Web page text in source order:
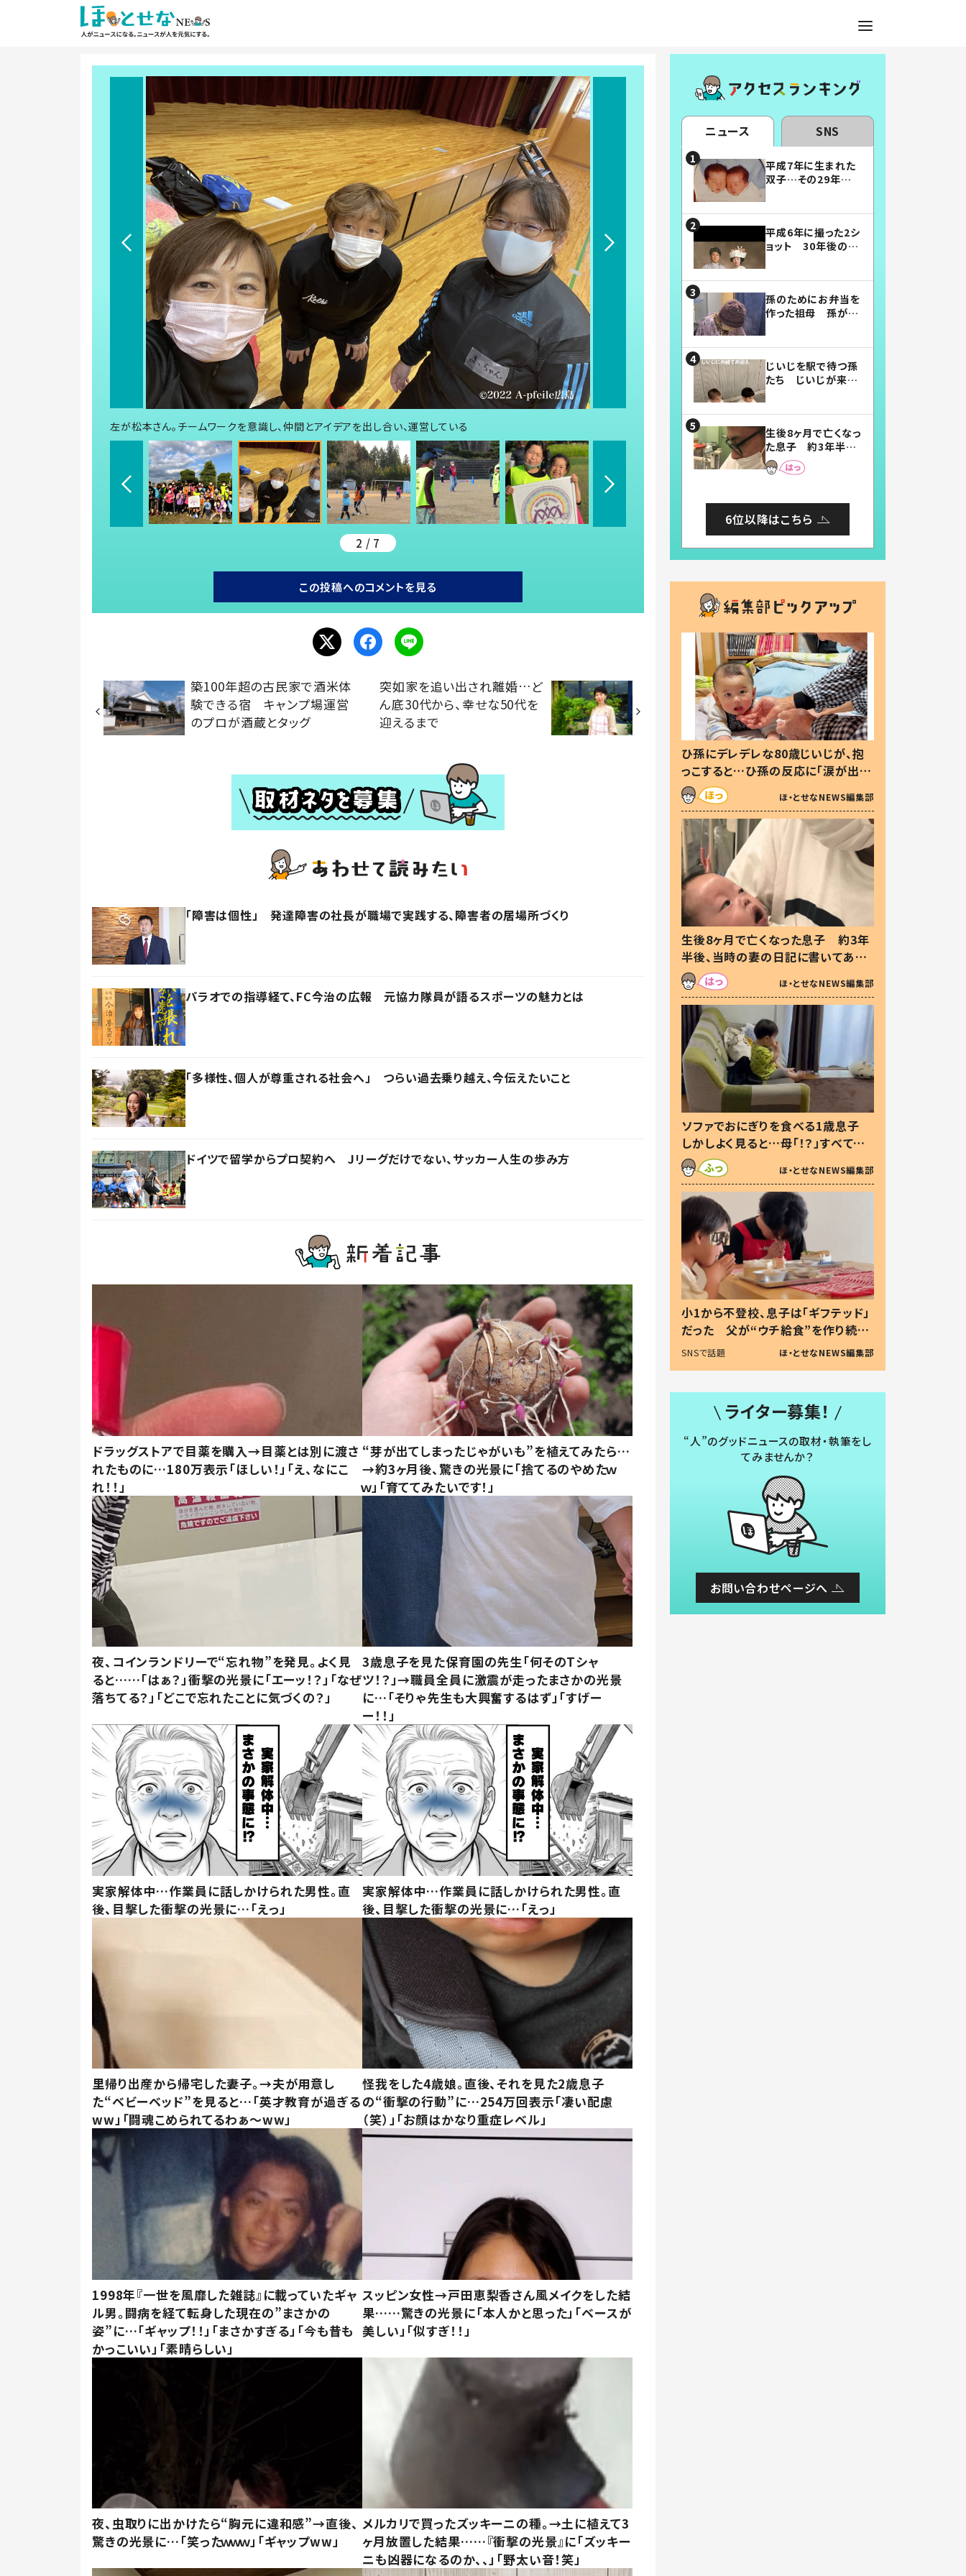
左が松本さん。チームワークを意識し、仲間とアイデアを出し合い、運営している
2 / 7
この投稿へのコメントを見る
築100年超の古民家で酒米体
験できる宿 キャンプ場運営
のプロが酒蔵とタッグ
突如家を追い出され離婚…ど
ん底30代から、幸せな50代を
迎えるまで
「障害は個性」 発達障害の社長が職場で実践する、障害者の居場所づくり
パラオでの指導経て、FC今治の広報 元協力隊員が語るスポーツの魅力とは
「多様性、個人が尊重される社会へ」 つらい過去乗り越え、今伝えたいこと
ドイツで留学からプロ契約へ Jリーグだけでない、サッカー人生の歩み方
ドラッグストアで目薬を購入→目薬とは別に渡さ
れたものに…180万表示「ほしい！」「え、なにこ
れ！！」
“芽が出てしまったじゃがいも”を植えてみたら…
→約3ヶ月後、驚きの光景に「捨てるのやめたｗ
ｗ」「育ててみたいです！」
夜、コインランドリーで“忘れ物”を発見。よく見
ると……「はぁ？」衝撃の光景に「エーッ！？」「なぜ
落ちてる？」「どこで忘れたことに気づくの？」
3歳息子を見た保育園の先生「何そのTシャ
ツ！？」→職員全員に激震が走ったまさかの光景
に…「そりゃ先生も大興奮するはず」「すげー
ー！！」
実家解体中…作業員に話しかけられた男性。直
後、目撃した衝撃の光景に…「えっ」
実家解体中…作業員に話しかけられた男性。直
後、目撃した衝撃の光景に…「えっ」
里帰り出産から帰宅した妻子。→夫が用意し
た“ベビーベッド”を見ると…「英才教育が過ぎる
ww」「闘魂こめられてるわぁ～ww」
怪我をした4歳娘。直後、それを見た2歳息子
の“衝撃の行動”に…254万回表示「凄い配慮
（笑）」「お顔はかなり重症レベル」
1998年『一世を風靡した雑誌』に載っていたギャ
ル男。闘病を経て転身した現在の”まさかの
姿”に…「ギャップ！！」「まさかすぎる」「今も昔も
かっこいい」「素晴らしい」
スッピン女性→戸田恵梨香さん風メイクをした結
果……驚きの光景に「本人かと思った」「ベースが
美しい」「似すぎ！！」
夜、虫取りに出かけたら“胸元に違和感”→直後、
驚きの光景に…「笑ったｗｗｗ」「ギャップww」
メルカリで買ったズッキーニの種。→土に植えて3
ヶ月放置した結果……『衝撃の光景』に「ズッキー
ニも凶器になるのか、、」「野太い音！笑」
ニュース SNS
平成7年に生まれた
双子…その29年後
平成6年に撮った2シ
ョット 30年後の姿
孫のためにお弁当を
作った祖母 孫が絶
じいじを駅で待つ孫
たち じいじが来た
まらない」「幸せにな
れる」
生後8ヶ月で亡くなっ
た息子 約3年半
後、当時の妻の日記
に書いてあった本音
6位以降はこちら
ひ孫にデレデレな80歳じいじが、抱
っこすると…ひ孫の反応に「涙が出ま
した」「可愛くて仕方ない」
ほ・とせなNEWS編集部
生後8ヶ月で亡くなった息子 約3年
半後、当時の妻の日記に書いてあっ
た本音とは
ほ・とせなNEWS編集部
ソファでおにぎりを食べる1歳息子
しかしよく見ると…母「！？」すべてを
察した母の投稿に「可愛いから許
す！」「現行犯〜」
ほ・とせなNEWS編集部
小1から不登校、息子は「ギフテッド」
だった 父が“ウチ給食”を作り続け
る理由とは #令和の親 #令和の子
SNSで話題 ほ・とせなNEWS編集部
ライター募集！
“人”のグッドニュースの取材・執筆をし
てみませんか？
お問い合わせページへ